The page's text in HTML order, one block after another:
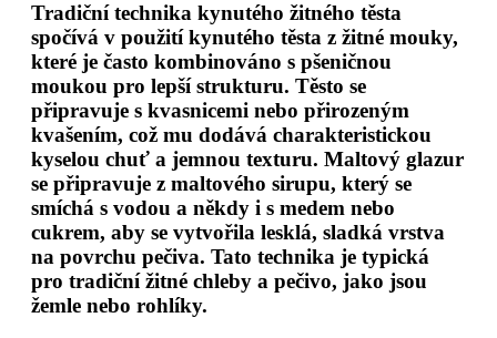
Tradiční technika kynutého žitného těsta
spočívá v použití kynutého těsta z žitné mouky,
které je často kombinováno s pšeničnou
moukou pro lepší strukturu. Těsto se
připravuje s kvasnicemi nebo přirozeným
kvašením, což mu dodává charakteristickou
kyselou chuť a jemnou texturu. Maltový glazur
se připravuje z maltového sirupu, který se
smíchá s vodou a někdy i s medem nebo
cukrem, aby se vytvořila lesklá, sladká vrstva
na povrchu pečiva. Tato technika je typická
pro tradiční žitné chleby a pečivo, jako jsou
žemle nebo rohlíky.